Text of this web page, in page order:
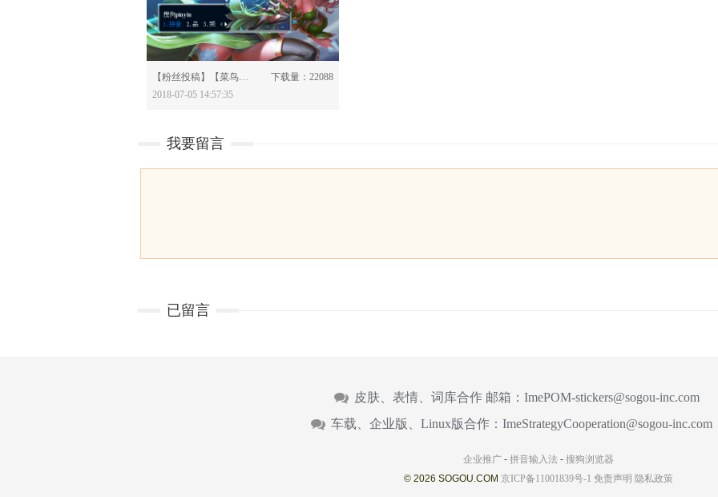
分享：
【粉丝投稿】【菜鸟x】王者荣耀-王昭君精灵公主-582860
下载量：22088
2018-07-05 14:57:35
我要留言
已留言
皮肤、表情、词库合作 邮箱： ImePOM-stickers@sogou-inc.com
车载、企业版、Linux版合作： ImeStrategyCooperation@sogou-inc.com
企业推广 - 拼音输入法 - 搜狗浏览器
© 2026 SOGOU.COM 京ICP备11001839号-1 免责声明 隐私政策